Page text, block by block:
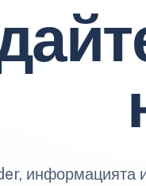
информацията